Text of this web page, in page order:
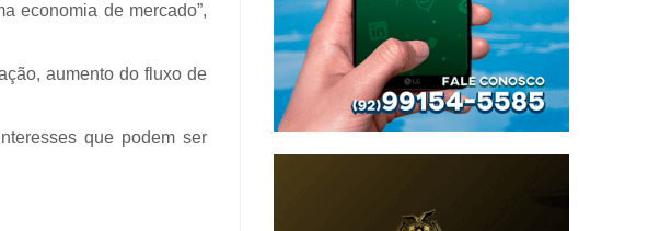
economia de mercado”,
aumento do fluxo de
que podem ser